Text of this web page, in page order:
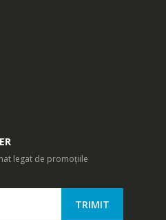
legat de promoțiile